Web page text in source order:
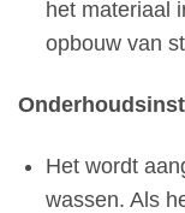
het materiaal
opbouw van
Het wordt
wassen. Als